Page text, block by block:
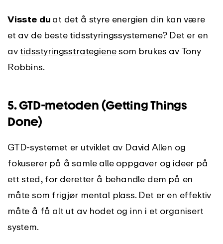
Visste du at det å styre energien din kan være
et av de beste tidsstyringssystemene? Det er en
av tidsstyringsstrategienesom brukes av Tony
Robbins.
5.GTD-metoden (Getting Things
Done)
GTD-systemet er utviklet av David Allen og
fokuserer på å samle alle oppgaver og ideer på
ett sted, for deretter å behandle dem på en
måte som frigjør mental plass. Det er en effektiv
måte å få alt ut av hodet og inn i et organisert
system.